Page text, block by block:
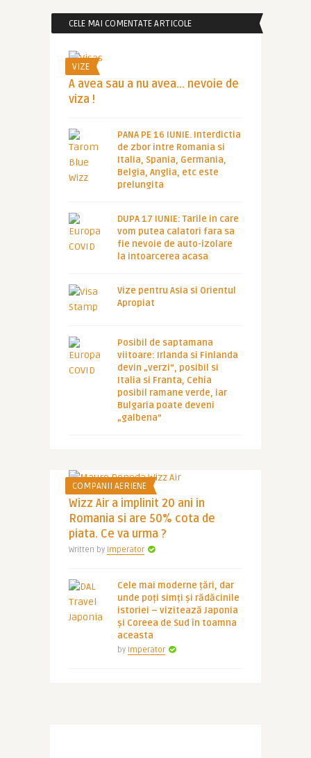
CELE MAI COMENTATE ARTICOLE
VIZE
A avea sau a nu avea… nevoie de
viza !
PANA PE 16 IUNIE. Interdictia
de zbor intre Romania si
Italia, Spania, Germania,
Belgia, Anglia, etc este
prelungita
DUPA 17 IUNIE: Tarile in care
vom putea calatori fara sa
fie nevoie de auto-izolare
la intoarcerea acasa
Vize pentru Asia si Orientul
Apropiat
Posibil de saptamana
viitoare: Irlanda si Finlanda
devin „verzi”, posibil si
Italia si Franta, Cehia
posibil ramane verde, iar
Bulgaria poate deveni
„galbena”
COMPANII AERIENE
Wizz Air a implinit 20 ani in
Romania si are 50% cota de
piata. Ce va urma ?
Written by Imperator
Cele mai moderne țări, dar
unde poți simți și rădăcinile
istoriei – vizitează Japonia
și Coreea de Sud în toamna
aceasta
by Imperator